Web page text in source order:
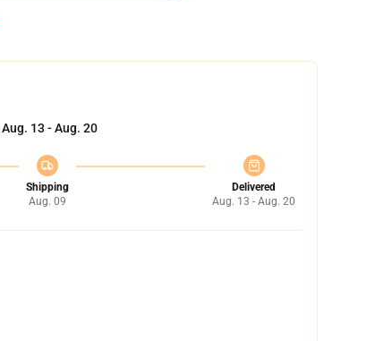
Aug. 13 - Aug. 20
Shipping
Aug. 09
Delivered
Aug. 13 - Aug. 20